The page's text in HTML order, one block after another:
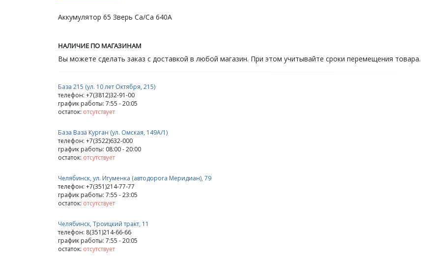
Аккумулятор 65 Зверь Ca/Ca 640А
НАЛИЧИЕ ПО МАГАЗИНАМ
Вы можете сделать заказ с доставкой в любой магазин. При этом учитывайте сроки перемещения товара.
База 215 (ул. 10 лет Октября, 215)
телефон: +7(3812)32-91-00
график работы: 7:55 - 20:05
остаток: отсутствует
База Ваза Курган (ул. Омская, 149А/1)
телефон: +7(3522)632-000
график работы: 08:00 - 20:00
остаток: отсутствует
Челябинск, ул. Игуменка (автодорога Меридиан), 79
телефон: +7(351)214-77-77
график работы: 7:55 - 23:05
остаток: отсутствует
Челябинск, Троицкий тракт, 11
телефон: 8(351)214-66-66
график работы: 7:55 - 20:05
остаток: отсутствует